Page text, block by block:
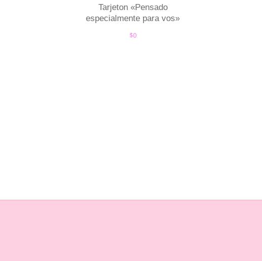
Tarjeton «Pensado
especialmente para vos»
$0